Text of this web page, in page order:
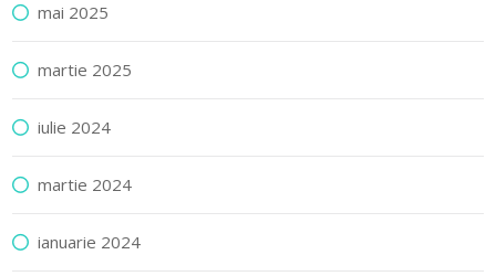
mai 2025
martie 2025
iulie 2024
martie 2024
ianuarie 2024